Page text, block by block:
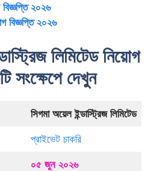
২০২৬
বিজ্ঞপ্তি ২০২৬
লিমিটেড নিয়োগ
সংক্ষেপে দেখুন
সিগমা অয়েল ইন্ডাস্ট্রিজ লিমিটেড
প্রাইভেট চাকরি
০৫ জুন ২০২৬